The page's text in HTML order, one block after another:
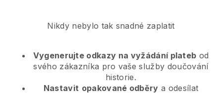
Nikdy nebylo tak snadné zaplatit
Vygenerujte odkazy na vyžádání plateb od
svého zákazníka pro vaše služby doučování
historie.
Nastavit opakované odběry a odesílat